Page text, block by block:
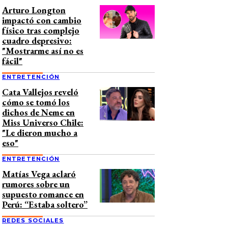
Arturo Longton
impactó con cambio
físico tras complejo
cuadro depresivo:
"Mostrarme así no es
fácil"
ENTRETENCIÓN
Cata Vallejos reveló
cómo se tomó los
dichos de Neme en
Miss Universo Chile:
"Le dieron mucho a
eso"
ENTRETENCIÓN
Matías Vega aclaró
rumores sobre un
supuesto romance en
Perú: “Estaba soltero”
REDES SOCIALES